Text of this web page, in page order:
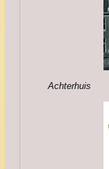
Achterhuis